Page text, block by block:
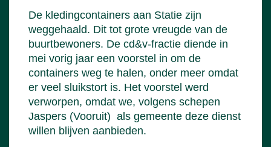
De kledingcontainers aan Statie zijn
weggehaald. Dit tot grote vreugde van de
buurtbewoners. De cd&v-fractie diende in
mei vorig jaar een voorstel in om de
containers weg te halen, onder meer omdat
er veel sluikstort is. Het voorstel werd
verworpen, omdat we, volgens schepen
Jaspers (Vooruit) als gemeente deze dienst
willen blijven aanbieden.